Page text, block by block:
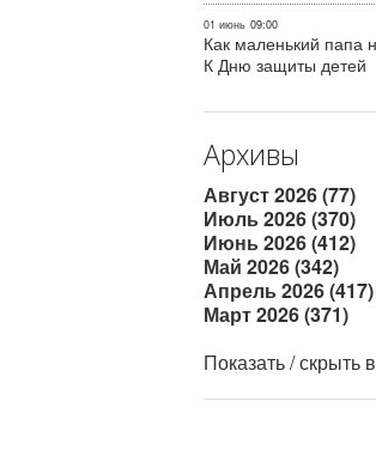
01 июнь 09:00
Как маленький папа
К Дню защиты детей
Архивы
Август 2026 (77)
Июль 2026 (370)
Июнь 2026 (412)
Май 2026 (342)
Апрель 2026 (417)
Март 2026 (371)
Показать / скрыть